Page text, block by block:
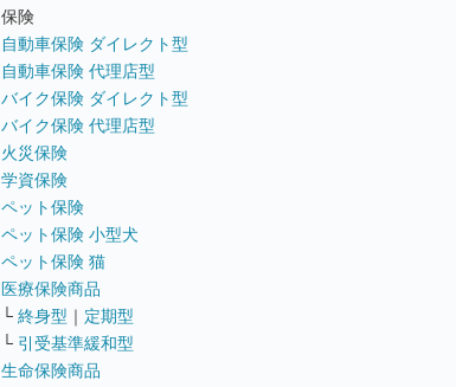
保険
自動車保険 ダイレクト型
自動車保険 代理店型
バイク保険 ダイレクト型
バイク保険 代理店型
火災保険
学資保険
ペット保険
ペット保険 小型犬
ペット保険 猫
医療保険商品
└ 終身型 ｜ 定期型
└ 引受基準緩和型
生命保険商品